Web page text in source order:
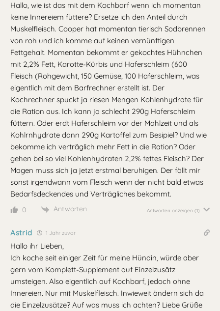
Hallo, wie ist das mit dem Kochbarf wenn ich momentan
keine Innereiem füttere? Ersetze ich den Anteil durch
Muskelfleisch. Cooper hat momentan tierisch Sodbrennen
von roh und ich komme auf keinen vernünftigen
Fettgehalt. Momentan bekommt er gekochtes Hühnchen
mit 2,2% Fett, Karotte-Kürbis und Haferschleim (600
Fleisch (Rohgewicht, 150 Gemüse, 100 Haferschleim, was
eigentlich mit dem Barfrechner erstellt ist. Der
Kochrechner spuckt ja riesen Mengen Kohlenhydrate für
die Ration aus. Ich kann ja schlecht 290g Haferschleim
füttern. Oder erdt Haferschleim vor der Mahlzeit und als
Kohlrnhydrate dann 290g Kartoffel zum Besipiel? Und wie
bekomme ich verträglich mehr Fett in die Ration? Oder
gehen bei so viel Kohlenhydraten 2,2% fettes Fleisch? Der
Magen muss sich ja jetzt erstmal beruhigen. Der fällt mir
sonst irgendwann vom Fleisch wenn der nicht bald etwas
Bedarfsdeckendes und Verträgliches bekommt.
0 Antworten Antworten anzeigen (1)
Astrid 1 Jahr zuvor
Hallo ihr Lieben,
Ich koche seit einiger Zeit für meine Hündin, würde aber
gern vom Komplett-Supplement auf Einzelzusätz
umsteigen. Also eigentlich auf Kochbarf, jedoch ohne
Innereien. Nur mit Muskelfleisch. Inwieweit ändern sich da
die Einzelzusätze? Auf was muss ich achten? Liebe Grüße